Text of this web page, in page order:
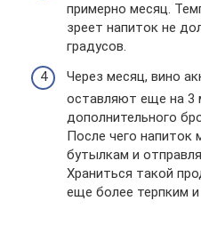
примерно месяц.
зреет напиток не
градусов.
Через месяц, вино
оставляют еще на 3
дополнительного
После чего напиток
бутылкам и
Храниться такой
еще более терпким